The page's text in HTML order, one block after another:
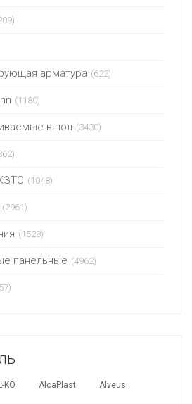
арматура (622)
(1180)
в пол (3430)
(1048)
(2961)
(1528)
панельные (4962)
KO AlcaPlast Alveus